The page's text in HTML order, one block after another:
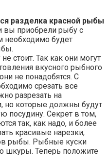
разделка красной рыбы
вы приобрели рыбу с
необходимо будет
стоит. Так как они могут
вкусного рыбного
не понадобятся. С
срезать все
разрезать на
но которые должны будут
посудину. Секрет в том,
так, как надо, и более
красивые нарезки,
рыбы. Рыбные куски
шкуры. Теперь положите